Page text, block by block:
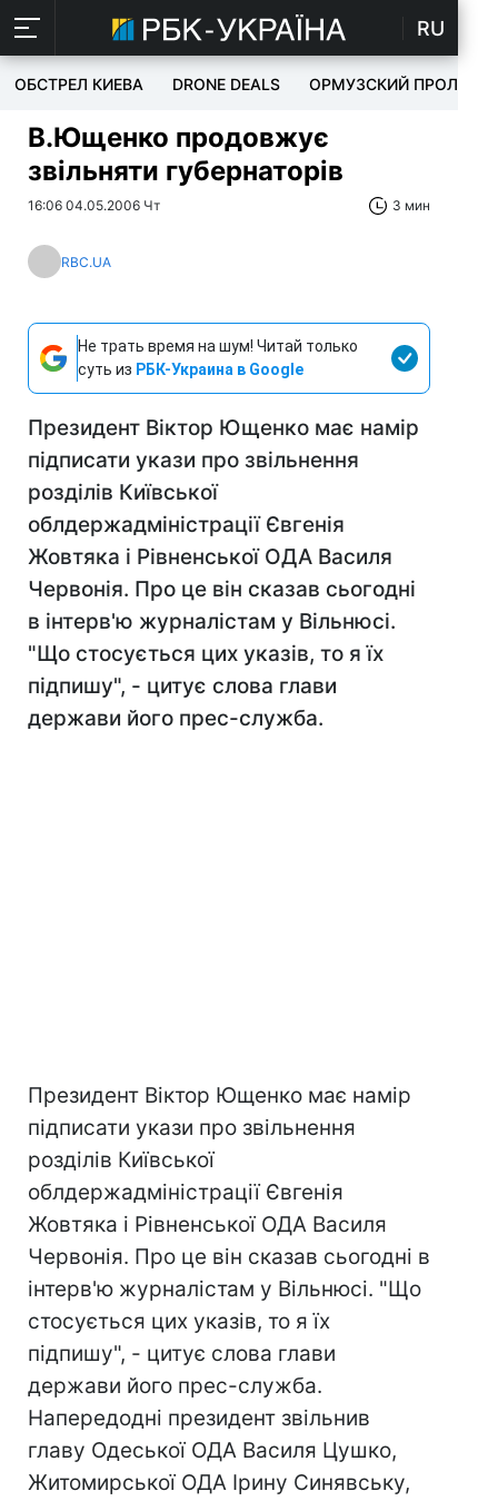
RU
ОБСТРЕЛ КИЕВА DRONE DEALS ОРМУЗСКИЙ ПРОЛИВ
В.Ющенко продовжує
звільняти губернаторів
16:06 04.05.2006 Чт 3 мин
RBC.UA
Не трать время на шум! Читай только
суть из РБК-Украина в Google
Президент Віктор Ющенко має намір
підписати укази про звільнення
розділів Київської
облдержадміністрації Євгенія
Жовтяка і Рівненської ОДА Василя
Червонія. Про це він сказав сьогодні
в інтерв'ю журналістам у Вільнюсі.
"Що стосується цих указів, то я їх
підпишу", - цитує слова глави
держави його прес-служба.
Президент Віктор Ющенко має намір
підписати укази про звільнення
розділів Київської
облдержадміністрації Євгенія
Жовтяка і Рівненської ОДА Василя
Червонія. Про це він сказав сьогодні в
інтерв'ю журналістам у Вільнюсі. "Що
стосується цих указів, то я їх
підпишу", - цитує слова глави
держави його прес-служба.
Напередодні президент звільнив
главу Одеської ОДА Василя Цушко,
Житомирської ОДА Ірину Синявську,